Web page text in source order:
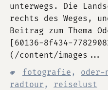
unterwegs. Die
rechts des Weges,
Beitrag zum Thema
[60136-8f434-
(/content/images...
fotografie , oder-
radtour , reiselust